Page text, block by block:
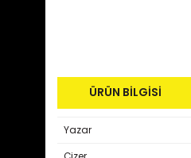
ÜRÜN BILGISI
Yazar